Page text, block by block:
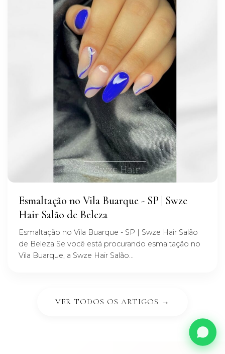
Esmaltação no Vila Buarque - SP | Swze
Hair Salão de Beleza
Esmaltação no Vila Buarque - SP | Swze Hair Salão
de Beleza Se você está procurando esmaltação no
Vila Buarque, a Swze Hair Salão...
VER TODOS OS ARTIGOS →